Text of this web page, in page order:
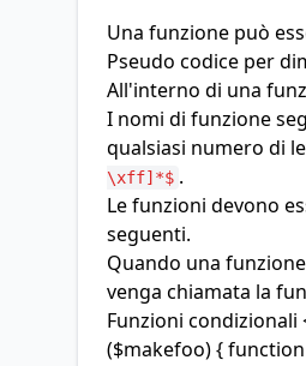
Una funzione può
Pseudo codice per
All'interno di una
I nomi di funzione
qualsiasi numero di
\xff]*$ .
Le funzioni devono
seguenti.
Quando una
venga chiamata la
Funzioni
($makefoo) {